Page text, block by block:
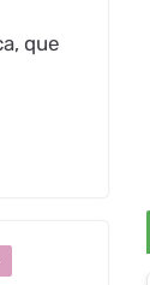
que